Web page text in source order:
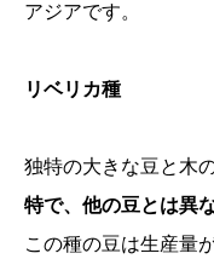
アジアです。
リベリカ種
独特の大きな豆と木
特で、他の豆とは異
この種の豆は生産量